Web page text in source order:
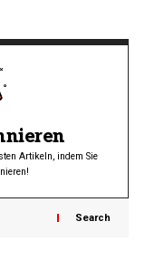
Artikeln, indem Sie
Search